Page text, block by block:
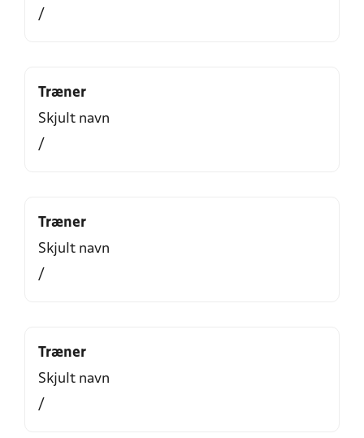
/
Træner
Skjult navn
/
Træner
Skjult navn
/
Træner
Skjult navn
/